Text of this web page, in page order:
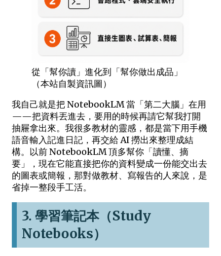
從「幫你讀」進化到「幫你做出成品」
（本站自製資訊圖）
我自己就是把 NotebookLM 當「第二大腦」在用
——把資料丟進去，要用的時候再請它幫我打開
抽屜拿出來。我很多教材的靈感，都是當下用手機
語音輸入記進日記，再交給 AI 撈出來整理成結
構。以前 NotebookLM 頂多幫你「讀懂、摘
要」，現在它能直接把你的資料變成一份能交出去
的圖表或簡報，那對做教材、寫報告的人來說，是
省掉一整段手工活。
3. 學習筆記本（Study
Notebooks）